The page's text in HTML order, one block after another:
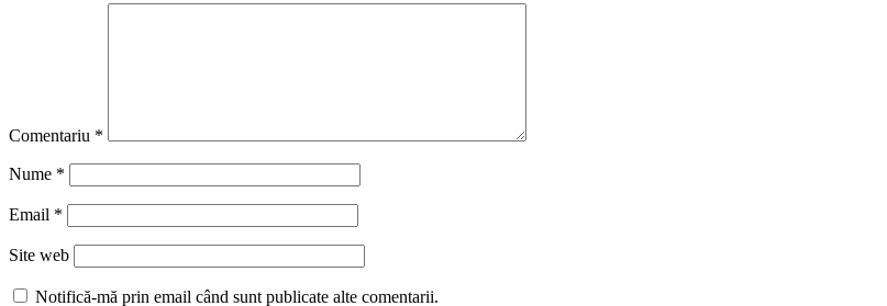
Comentariu *
Nume *
Email *
Site web
Notifică-mă prin email când sunt publicate alte comentarii.